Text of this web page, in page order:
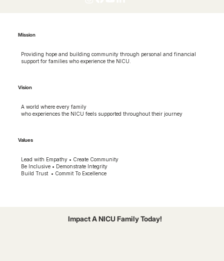
Mission
Providing hope and building community through personal and financial
support for families who experience the NICU.
Vision
A world where every family
who experiences the NICU feels supported throughout their journey
Values
Lead with Empathy • Create Community
Be Inclusive • Demonstrate Integrity
Build Trust • Commit To Excellence
Impact A NICU Family Today!